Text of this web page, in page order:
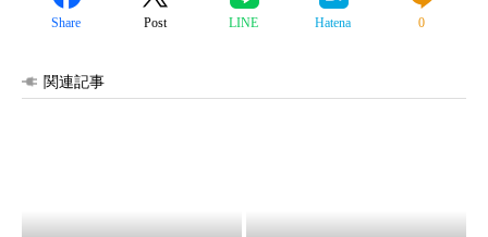
Share Post LINE Hatena 0
関連記事